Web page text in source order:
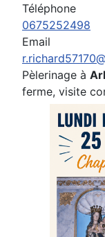
Téléphone
0675252498
Email
Pèlerinage à
ferme, visite